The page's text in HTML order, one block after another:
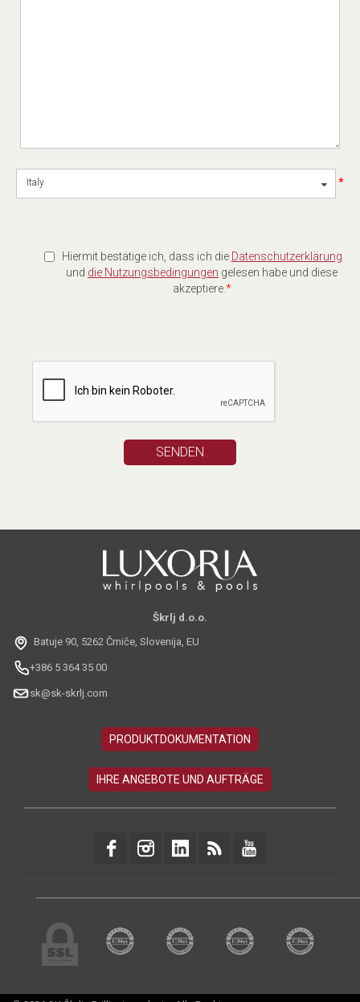
Italy *
Hiermit bestätige ich, dass ich die Datenschutzerklärung
und die Nutzungsbedingungen gelesen habe und diese
akzeptiere.*
Škrlj d.o.o.
Batuje 90, 5262 Črniče, Slovenija, EU
+386 5 364 35 00
sk@sk-skrlj.com